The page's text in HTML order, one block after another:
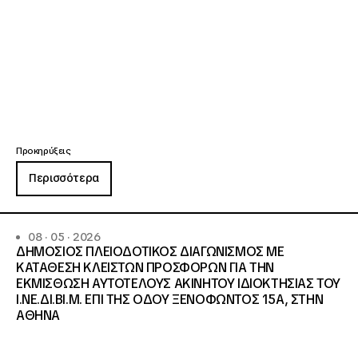
Προκηρύξεις
Περισσότερα
08 · 05 · 2026
ΔΗΜΟΣΙΟΣ ΠΛΕΙΟΔΟΤΙΚΟΣ ΔΙΑΓΩΝΙΣΜΟΣ ΜΕ
ΚΑΤΑΘΕΣΗ ΚΛΕΙΣΤΩΝ ΠΡΟΣΦΟΡΩΝ ΓΙΑ ΤΗΝ
ΕΚΜΙΣΘΩΣΗ ΑΥΤΟΤΕΛΟΥΣ ΑΚΙΝΗΤΟΥ ΙΔΙΟΚΤΗΣΙΑΣ ΤΟΥ
Ι.ΝΕ.ΔΙ.ΒΙ.Μ. ΕΠΙ ΤΗΣ ΟΔΟΥ ΞΕΝΟΦΩΝΤΟΣ 15Α, ΣΤΗΝ
ΑΘΗΝΑ